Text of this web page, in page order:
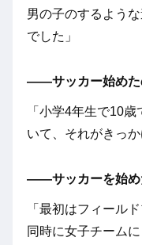
男の子のするよう
でした」
――サッカー始めた
「小学4年生で10
いて、それがきっ
――サッカーを始
「最初はフィール
同時に女子チーム